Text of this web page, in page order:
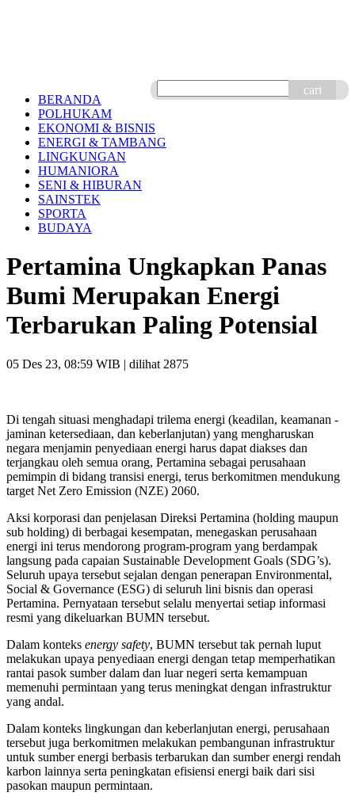
cari
BERANDA
POLHUKAM
EKONOMI & BISNIS
ENERGI & TAMBANG
LINGKUNGAN
HUMANIORA
SENI & HIBURAN
SAINSTEK
SPORTA
BUDAYA
Pertamina Ungkapkan Panas
Bumi Merupakan Energi
Terbarukan Paling Potensial
05 Des 23, 08:59 WIB | dilihat 2875
Di tengah situasi menghadapi trilema energi (keadilan, keamanan -
jaminan ketersediaan, dan keberlanjutan) yang mengharuskan
negara menjamin penyediaan energi harus dapat diakses dan
terjangkau oleh semua orang, Pertamina sebagai perusahaan
pemimpin di bidang transisi energi, terus berkomitmen mendukung
target Net Zero Emission (NZE) 2060.
Aksi korporasi dan penjelasan Direksi Pertamina (holding maupun
sub holding) di berbagai kesempatan, menegaskan perusahaan
energi ini terus mendorong program-program yang berdampak
langsung pada capaian Sustainable Development Goals (SDG’s).
Seluruh upaya tersebut sejalan dengan penerapan Environmental,
Social & Governance (ESG) di seluruh lini bisnis dan operasi
Pertamina. Pernyataan tersebut selalu menyertai setiap informasi
resmi yang dikeluarkan BUMN tersebut.
Dalam konteks energy safety, BUMN tersebut tak pernah luput
melakukan upaya penyediaan energi dengan tetap memperhatikan
rantai pasok sumber dalam dan luar negeri serta kemampuan
memenuhi permintaan yang terus meningkat dengan infrastruktur
yang andal.
Dalam konteks lingkungan dan keberlanjutan energi, perusahaan
tersebut juga berkomitmen melakukan pembangunan infrastruktur
untuk sumber energi berbasis terbarukan dan sumber energi rendah
karbon lainnya serta peningkatan efisiensi energi baik dari sisi
pasokan maupun permintaan.